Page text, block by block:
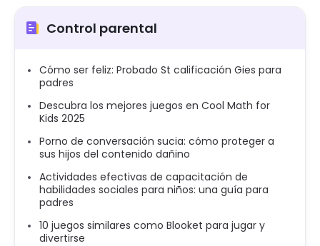
Control parental
Cómo ser feliz: Probado St calificación Gies para
padres
Descubra los mejores juegos en Cool Math for
Kids 2025
Porno de conversación sucia: cómo proteger a
sus hijos del contenido dañino
Actividades efectivas de capacitación de
habilidades sociales para niños: una guía para
padres
10 juegos similares como Blooket para jugar y
divertirse